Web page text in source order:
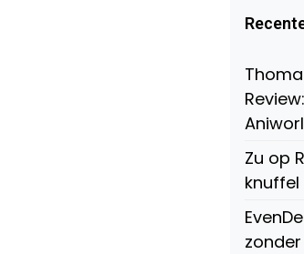
Beauty-
op
Zu op